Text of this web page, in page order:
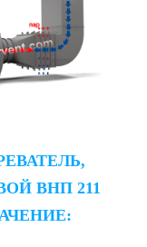
ВНП 211